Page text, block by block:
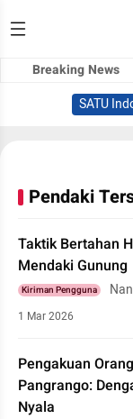
Breaking News
SATU
Pendaki
Taktik Bertahan
Mendaki Gunung
Kiriman Pengguna
1 Mar 2026
Pengakuan
Pangrango:
Nyala